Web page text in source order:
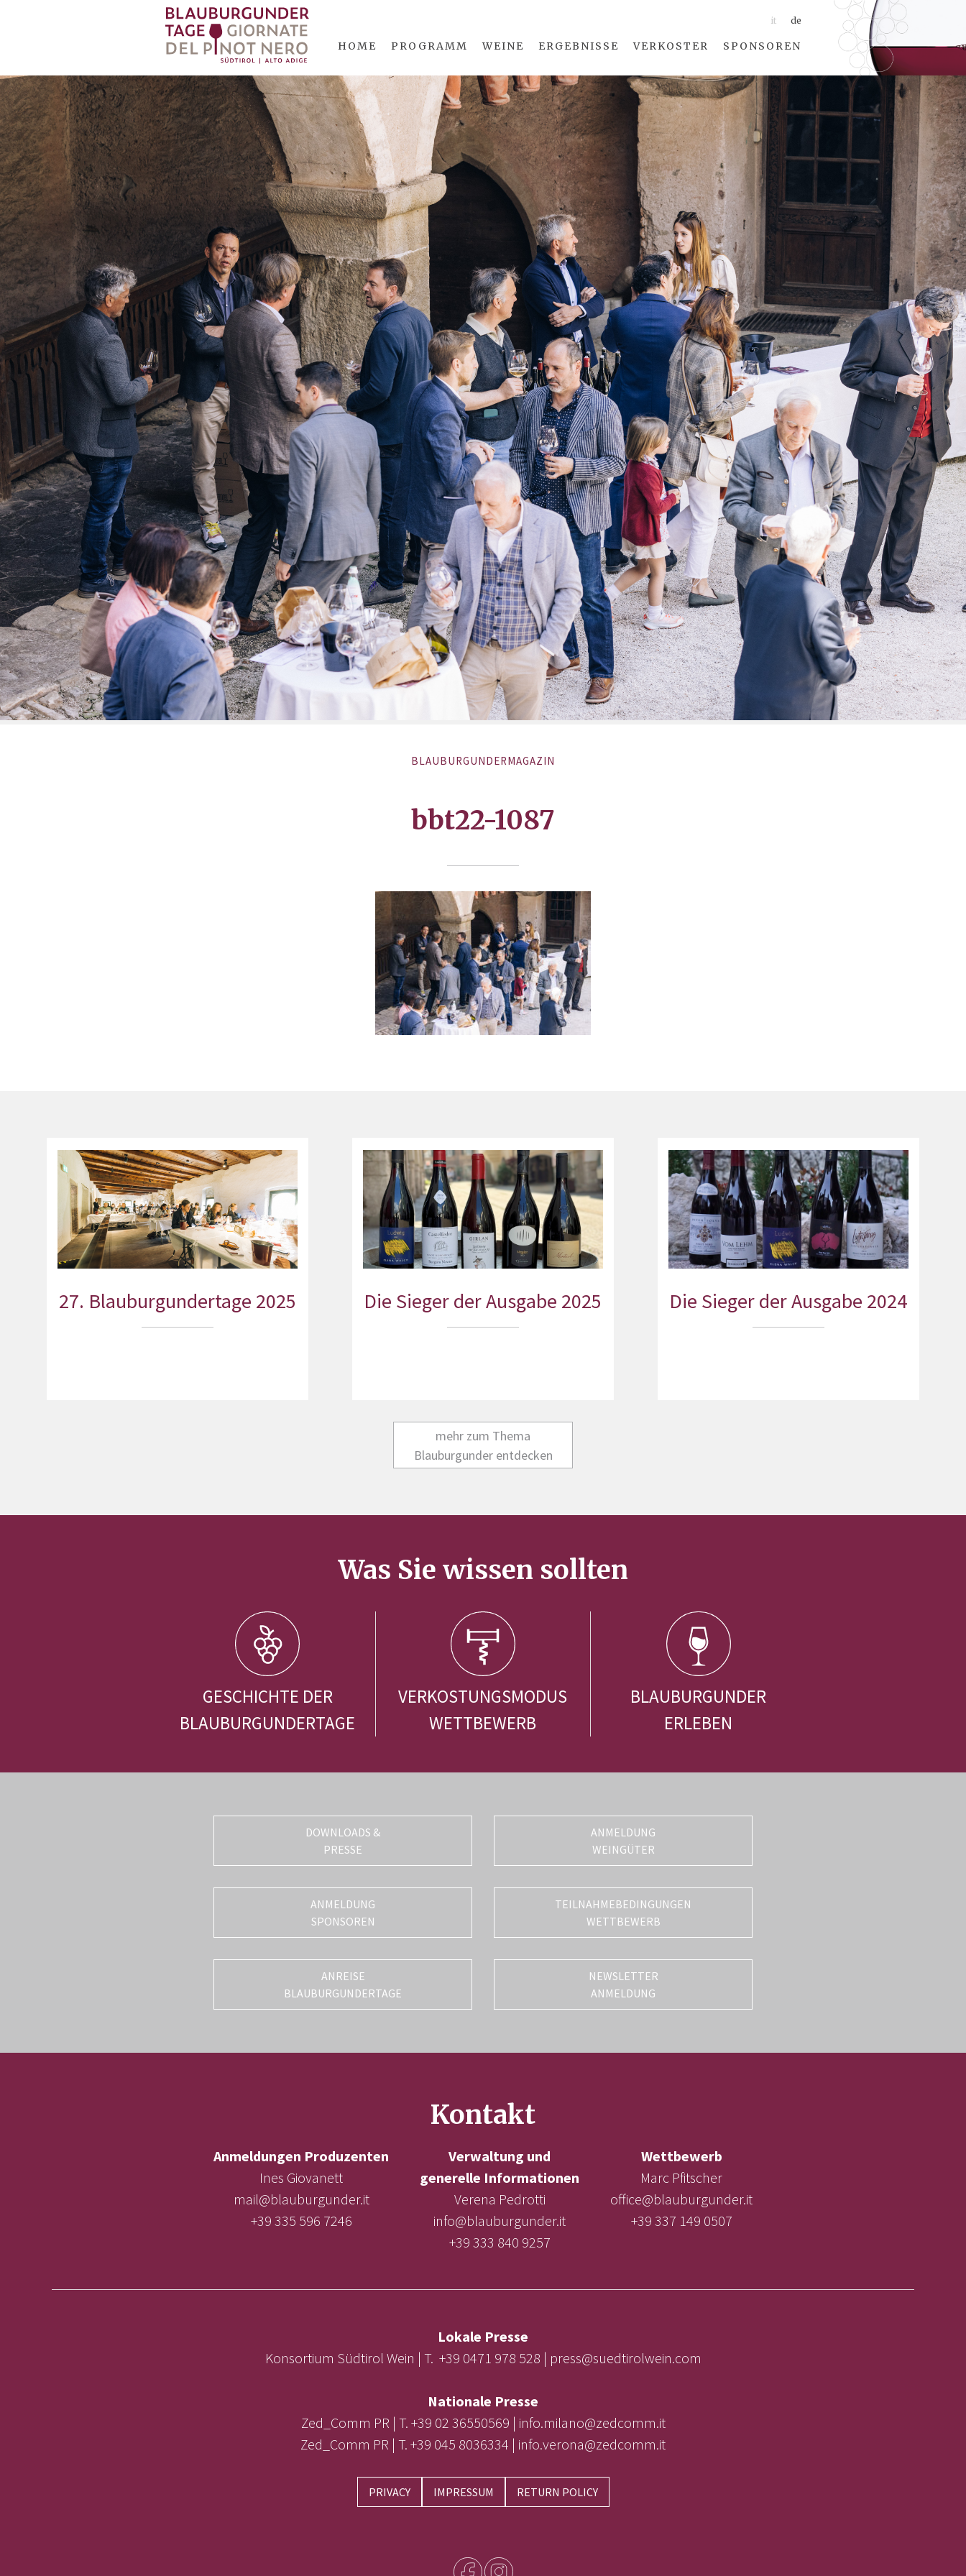
it de
HOME PROGRAMM WEINE ERGEBNISSE VERKOSTER SPONSOREN
BLAUBURGUNDERMAGAZIN
bbt22-1087
27. Blauburgundertage 2025 Die Sieger der Ausgabe 2025 Die Sieger der Ausgabe 2024
mehr zum Thema
Blauburgunder entdecken
Was Sie wissen sollten
GESCHICHTE DER
BLAUBURGUNDERTAGE
VERKOSTUNGSMODUS
WETTBEWERB
BLAUBURGUNDER
ERLEBEN
DOWNLOADS &
PRESSE
ANMELDUNG
WEINGÜTER
ANMELDUNG
SPONSOREN
TEILNAHMEBEDINGUNGEN
WETTBEWERB
ANREISE
BLAUBURGUNDERTAGE
NEWSLETTER
ANMELDUNG
Kontakt
Anmeldungen Produzenten
Ines Giovanett
mail@blauburgunder.it
+39 335 596 7246
Verwaltung und
generelle Informationen
Verena Pedrotti
info@blauburgunder.it
+39 333 840 9257
Wettbewerb
Marc Pfitscher
office@blauburgunder.it
+39 337 149 0507
Lokale Presse
Konsortium Südtirol Wein | T. +39 0471 978 528 | press@suedtirolwein.com
Nationale Presse
Zed_Comm PR | T. +39 02 36550569 | info.milano@zedcomm.it
Zed_Comm PR | T. +39 045 8036334 | info.verona@zedcomm.it
PRIVACY IMPRESSUM RETURN POLICY